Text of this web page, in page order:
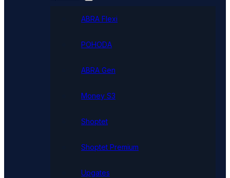
ABRA Flexi
POHODA
ABRA Gen
Money S3
Shoptet
Shoptet Premium
Upgates